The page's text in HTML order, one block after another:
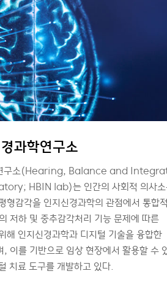
과학연구소
연구소(Hearing, Balance and
HBIN lab)는 인간의 사회적 의사소
형감각을 인지신경과학의 관점에서 통합
저하 및 중추감각처리 기능 문제에 따른
해 인지신경과학과 디지털 기술을 융합한
, 이를 기반으로 임상 현장에서 활용할 수
치료 도구를 개발하고 있다.